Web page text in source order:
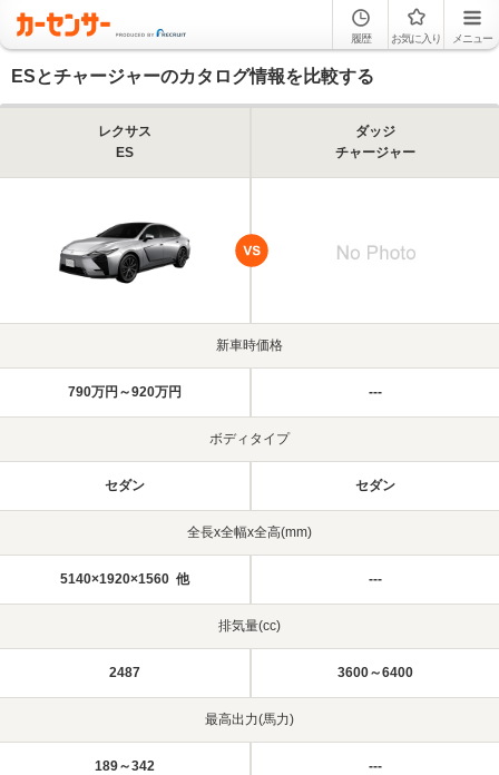
履歴 お気に入り メニュー
ESとチャージャーのカタログ情報を比較する
レクサス
ES
ダッジ
チャージャー
新車時価格
790万円～920万円 ---
ボディタイプ
セダン セダン
全長x全幅x全高(mm)
5140×1920×1560 他 ---
排気量(cc)
2487 3600～6400
最高出力(馬力)
189～342 ---